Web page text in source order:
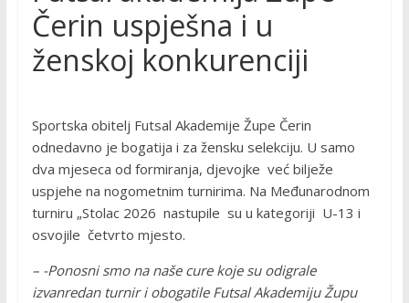
Čerin uspješna i u
ženskoj konkurenciji
Sportska obitelj Futsal Akademije Župe Čerin
odnedavno je bogatija i za žensku selekciju. U samo
dva mjeseca od formiranja, djevojke već bilježe
uspjehe na nogometnim turnirima. Na Međunarodnom
turniru „Stolac 2026 nastupile su u kategoriji U-13 i
osvojile četvrto mjesto.
– -Ponosni smo na naše cure koje su odigrale
izvanredan turnir i obogatile Futsal Akademiju Župu